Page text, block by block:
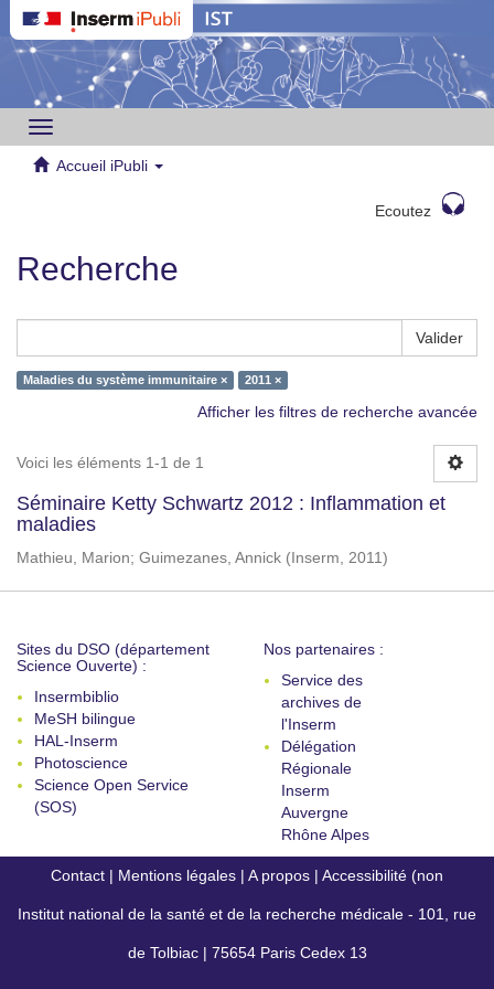
Toggle
navigation
Accueil iPubli
Ecoutez
Recherche
Valider
Maladies du système immunitaire × 2011 ×
Afficher les filtres de recherche avancée
Voici les éléments 1-1 de 1
Séminaire Ketty Schwartz 2012 : Inflammation et
maladies
Mathieu, Marion; Guimezanes, Annick ( Inserm, 2011)
Sites du DSO (département
Science Ouverte) :
Insermbiblio
MeSH bilingue
HAL-Inserm
Photoscience
Science Open Service
(SOS)
Nos partenaires :
Service des
archives de
l'Inserm
Délégation
Régionale
Inserm
Auvergne
Rhône Alpes
Contact | Mentions légales | A propos | Accessibilité (non
conforme)
Institut national de la santé et de la recherche médicale - 101, rue
de Tolbiac | 75654 Paris Cedex 13